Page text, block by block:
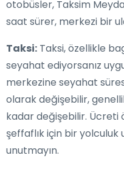
otobüsler, Taksim
saat sürer, merkezi bir
Taksi: Taksi, özellikle
seyahat ediyorsanız
merkezine seyahat
olarak değişebilir,
kadar değişebilir. Ücreti
şeffaflık için bir yolculuk
unutmayın.